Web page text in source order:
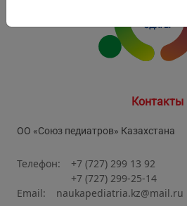
Контакты
​​ОО «Союз педиатров» Казахстана
Телефон:
+7 (727) 299 13 92
+7 (727) 299-25-14
Email:
naukapediatria.kz@mail.ru